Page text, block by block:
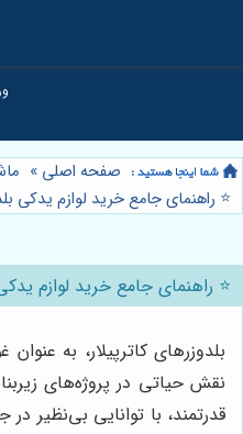
صفحه اصلی »
⭐️ راهنمای جامع خرید لوازم یدکی
⭐️ راهنمای جامع خرید لوازم
بلدوزرهای کاترپیلار، به
نقش حیاتی در پروژه‌های
قدرتمند، با توانایی بی‌نظیر